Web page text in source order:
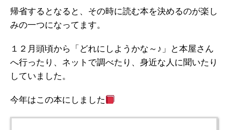
帰省するとなると、その時に読む本を決めるのが楽し
みの一つになってます。
１２月頭頃から「どれにしようかな～♪」と本屋さん
へ行ったり、ネットで調べたり、身近な人に聞いたり
していました。
今年はこの本にしました